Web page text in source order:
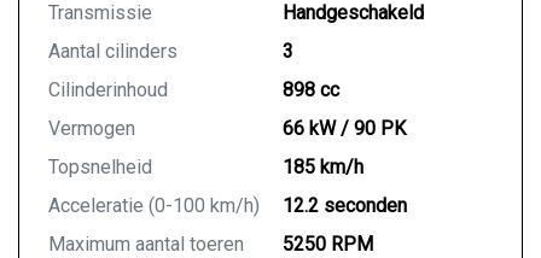
Transmissie
Handgeschakeld
Aantal cilinders
3
Cilinderinhoud
898 cc
Vermogen
66 kW / 90 PK
Topsnelheid
185 km/h
Acceleratie (0-100 km/h)
12.2 seconden
Maximum aantal toeren
5250 RPM